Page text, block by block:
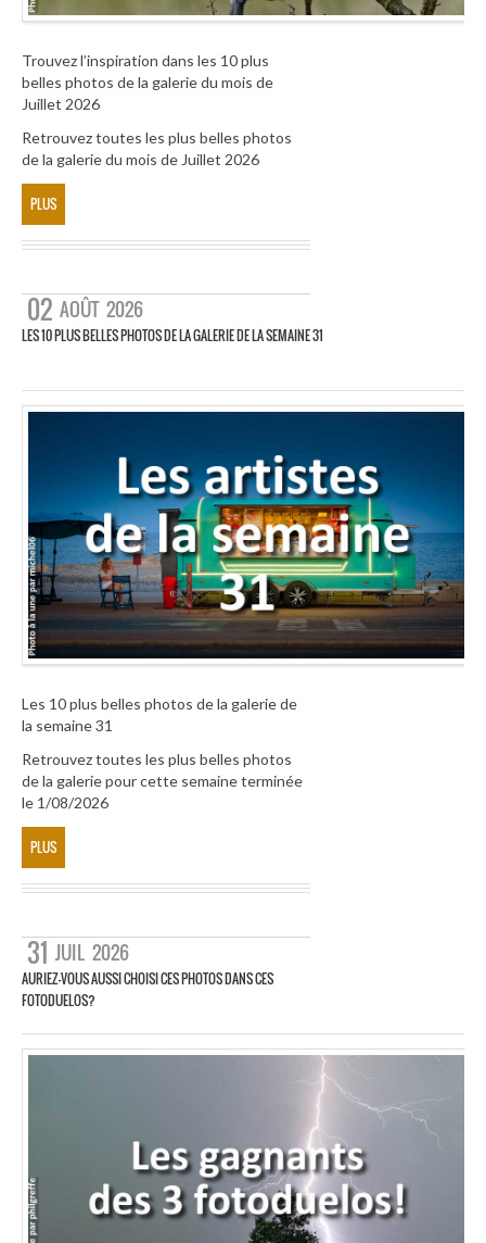
Trouvez l’inspiration dans les 10 plus
belles photos de la galerie du mois de
Juillet 2026
Retrouvez toutes les plus belles photos
de la galerie du mois de Juillet 2026
PLUS
02 AOÛT 2026
LES 10 PLUS BELLES PHOTOS DE LA GALERIE DE LA SEMAINE 31
Les 10 plus belles photos de la galerie de
la semaine 31
Retrouvez toutes les plus belles photos
de la galerie pour cette semaine terminée
le 1/08/2026
PLUS
31 JUIL 2026
AURIEZ-VOUS AUSSI CHOISI CES PHOTOS DANS CES
FOTODUELOS?